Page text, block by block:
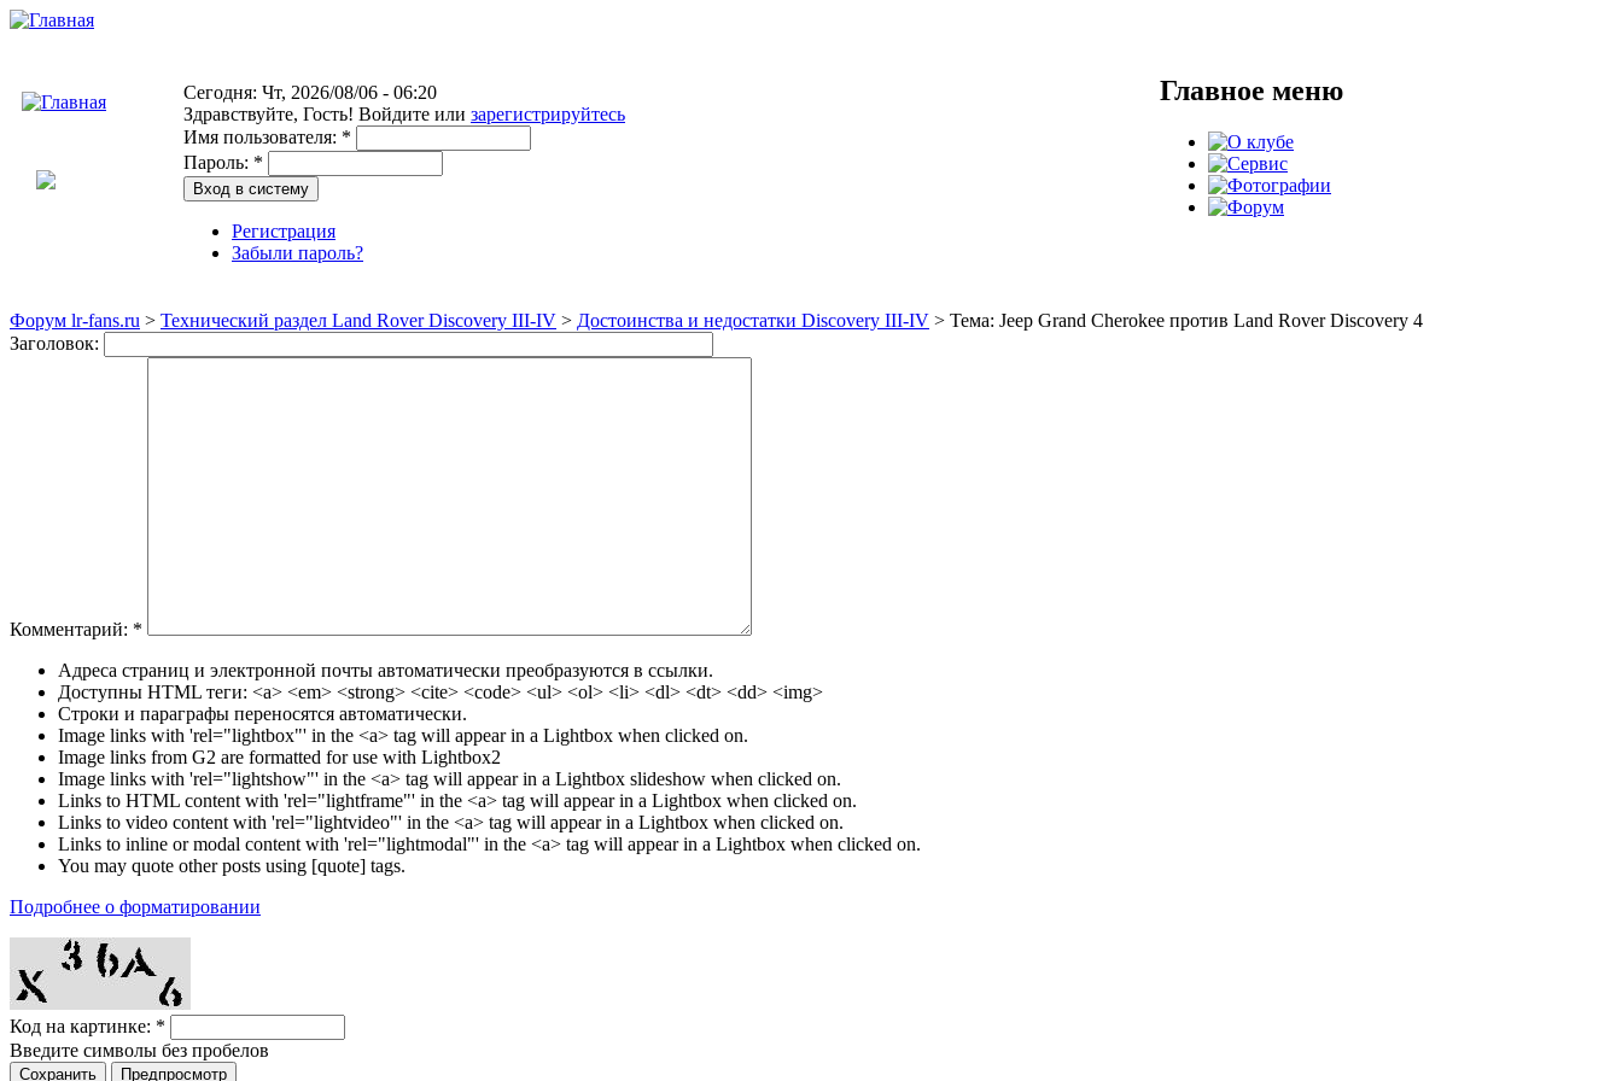
Главное меню
Сегодня: Чт, 2026/08/06 - 06:20
Здравствуйте, Гость! Войдите или зарегистрируйтесь
Имя пользователя: *
Пароль: *
Регистрация
Забыли пароль?
Форум lr-fans.ru > Технический раздел Land Rover Discovery III-IV > Достоинства и недостатки Discovery III-IV > Тема: Jeep Grand Cherokee против Land Rover Discovery 4
Заголовок:
Комментарий: *
Адреса страниц и электронной почты автоматически преобразуются в ссылки.
Доступны HTML теги: <a> <em> <strong> <cite> <code> <ul> <ol> <li> <dl> <dt> <dd> <img>
Строки и параграфы переносятся автоматически.
Image links with 'rel="lightbox"' in the <a> tag will appear in a Lightbox when clicked on.
Image links from G2 are formatted for use with Lightbox2
Image links with 'rel="lightshow"' in the <a> tag will appear in a Lightbox slideshow when clicked on.
Links to HTML content with 'rel="lightframe"' in the <a> tag will appear in a Lightbox when clicked on.
Links to video content with 'rel="lightvideo"' in the <a> tag will appear in a Lightbox when clicked on.
Links to inline or modal content with 'rel="lightmodal"' in the <a> tag will appear in a Lightbox when clicked on.
You may quote other posts using [quote] tags.
Подробнее о форматировании
Код на картинке: *
Введите символы без пробелов